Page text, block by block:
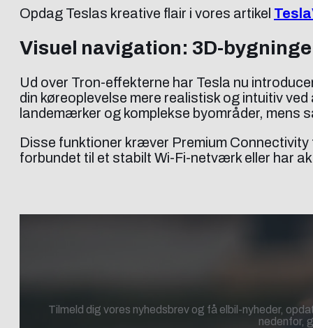
Opdag Teslas kreative flair i vores artikel
Visuel navigation: 3D-
Ud over Tron-effekterne har Tesla nu
din køreoplevelse mere realistisk og intuitiv
landemærker og komplekse byområder, mens
Disse funktioner kræver Premium
forbundet til et stabilt Wi-Fi-netværk eller har
Tilmeld dig vores nyhedsbrev og få elbil-nyheder,
nedenfor,